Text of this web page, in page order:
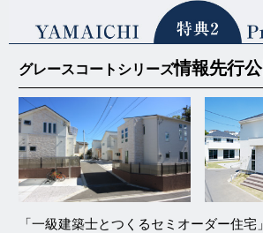
グレースコートシリーズ情報先行
「一級建築士とつくるセミオーダー住宅」